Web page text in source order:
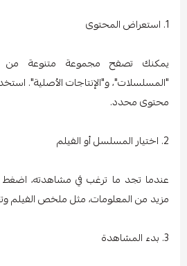
1. استعراض المحتوى
يمكنك تصفح مجموعة متنوعة من
"المسلسلات"، و"الإنتاجات الأصلية".
محتوى محدد.
2. اختيار المسلسل أو الفيلم
عندما تجد ما ترغب في مشاهدته،
مزيد من المعلومات، مثل ملخص الفيلم
3. بدء المشاهدة